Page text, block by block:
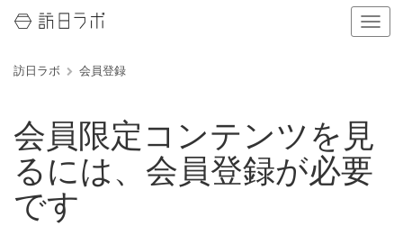
ナ
ビ
の
表
訪日ラボ 会員登録
会員限定コンテンツを見
るには、会員登録が必要
です